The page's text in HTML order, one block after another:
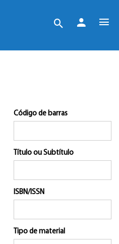
Código de barras
Título ou Subtítulo
ISBN/ISSN
Tipo de material